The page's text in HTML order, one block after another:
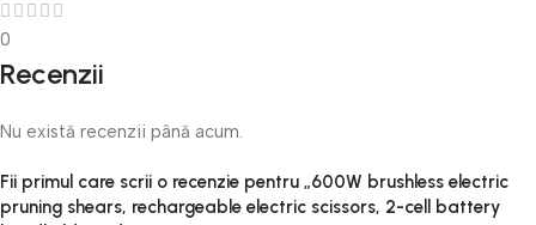
0
Recenzii
Nu există recenzii până acum.
Fii primul care scrii o recenzie pentru „600W brushless electric
pruning shears, rechargeable electric scissors, 2-cell battery